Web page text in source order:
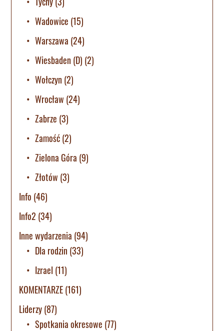
Wadowice (15)
Warszawa (24)
Wiesbaden (D) (2)
Wołczyn (2)
Wrocław (24)
Zabrze (3)
Zamość(2)
Zielona Góra (9)
Złotów (3)
Info (46)
Info2 (34)
Inne wydarzenia (94)
Dla rodzin (33)
Izrael (11)
KOMENTARZE(161)
Liderzy(87)
Spotkania okresowe (77)